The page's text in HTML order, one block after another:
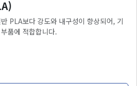
PLA보다 강도와 내구성이 향상되어, 기
품에 적합합니다.